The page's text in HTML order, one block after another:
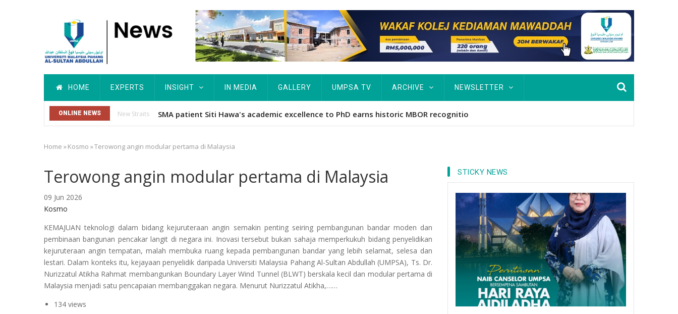
Main
navigation
HOME EXPERTS INSIGHT IN MEDIA GALLERY UMPSA TV ARCHIVE NEWSLETTER
ONLINE NEWS Others Dr. Siti Hawa Cipta Rekod MBOR, Pesakit SMA Pertama Tamat Pengajian Berterusan Hingga PhD
Breadcrumb
Home »Kosmo »Terowong angin modular pertama di Malaysia
Terowong angin modular pertama di Malaysia
09 Jun 2026
Kosmo
KEMAJUAN teknologi dalam bidang kejuruteraan angin semakin penting seiring pembangunan bandar moden dan
pembinaan bangunan pencakar langit di negara ini. Inovasi tersebut bukan sahaja memperkukuh bidang penyelidikan
kejuruteraan angin tempatan, malah membuka ruang kepada pembangunan bandar yang lebih selamat, selesa dan
lestari. Dalam konteks itu, kejayaan penyelidik daripada Universiti Malaysia Pahang Al-Sultan Abdullah (UMPSA), Ts. Dr.
Nurizzatul Atikha Rahmat membangunkan Boundary Layer Wind Tunnel (BLWT) berskala kecil dan modular pertama di
Malaysia menjadi satu pencapaian membanggakan negara. Menurut Nurizzatul Atikha,……
134 views
STICKY NEWS